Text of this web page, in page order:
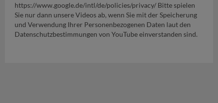
https://www.google.de/intl/de/policies/privacy/ Bitte spielen
Sie nur dann unsere Videos ab, wenn Sie mit der Speicherung
und Verwendung Ihrer Personenbezogenen Daten laut den
Datenschutzbestimmungen von YouTube einverstanden sind.